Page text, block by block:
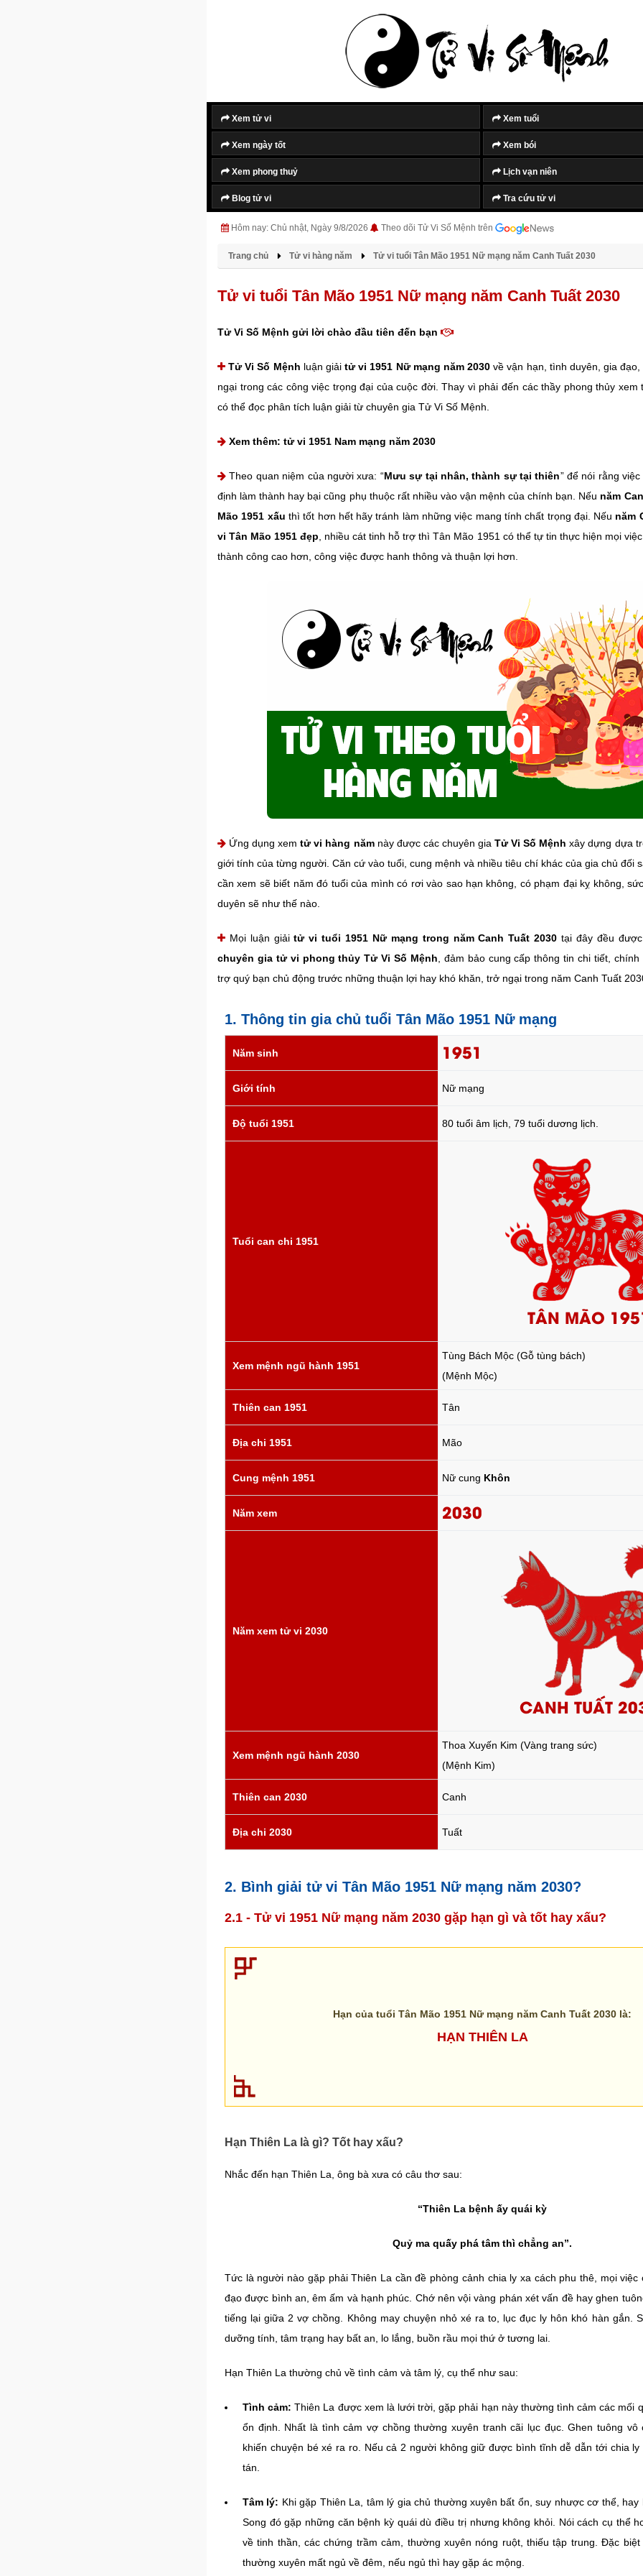
Xem tử vi Xem tuổi
Xem ngày tốt Xem bói
Xem phong thuỷ Lịch vạn niên
Blog tử vi Tra cứu tử vi
Hôm nay: Chủ nhật, Ngày 9/8/2026 Theo dõi Tử Vi Số Mệnh trên
Trang chủ Tử vi hàng năm Tử vi tuổi Tân Mão 1951 Nữ mạng năm Canh Tuất 2030
Tử vi tuổi Tân Mão 1951 Nữ mạng năm Canh Tuất 2030
Tử Vi Số Mệnh gửi lời chào đầu tiên đến bạn
Tử Vi Số Mệnh luận giảitử vi 1951 Nữ mạng năm 2030 về vận hạn, tình duyên, gia
ngại trong các công việc trọng đại của cuộc đời. Thay vì phải đến các thầy phong thủy
có thể đọc phân tích luận giải từ chuyên gia Tử Vi Số Mệnh.
Xem thêm: tử vi 1951 Nam mạng năm 2030
Theo quan niệm của người xưa: “Mưu sự tại nhân, thành sự tại thiên” để nói rằng
định làm thành hay bại cũng phụ thuộc rất nhiều vào vận mệnh của chính bạn. Nếu năm
Mão 1951 xấu thì tốt hơn hết hãy tránh làm những việc mang tính chất trọng đại. Nếu năm
vi Tân Mão 1951 đẹp , nhiều cát tinh hỗ trợ thì Tân Mão 1951 có thể tự tin thực hiện mọi
thành công cao hơn, công việc được hanh thông và thuận lợi hơn.
Ứng dụng xemtử vi hàng nămnày được các chuyên giaTử Vi Số Mệnh xây dựng dựa
giới tính của từng người. Căn cứ vào tuổi, cung mệnh và nhiều tiêu chí khác của gia chủ đối
cần xem sẽ biết năm đó tuổi của mình có rơi vào sao hạn không, có phạm đại kỵ không,
duyên sẽ như thế nào.
Mọi luận giảitử vi tuổi 1951 Nữ mạng trong năm Canh Tuất 2030 tại đây đều
chuyên gia tử vi phong thủy Tử Vi Số Mệnh , đảm bảo cung cấp thông tin chi tiết,
trợ quý bạn chủ động trước những thuận lợi hay khó khăn, trở ngại trong năm Canh Tuất
1. Thông tin gia chủ tuổi Tân Mão 1951 Nữ mạng
Năm sinh 1951
Giới tính Nữ mạng
Độ tuổi 1951 80 tuổi âm lịch, 79 tuổi dương lịch.
Tuổi can chi 1951
TÂN MÃO
Xem mệnh ngũ hành 1951
Tùng Bách Mộc (Gỗ tùng bách)
(Mệnh Mộc)
Thiên can 1951 Tân
Địa chi 1951 Mão
Cung mệnh 1951 Nữ cung Khôn
Năm xem 2030
Năm xem tử vi 2030
CANH TUẤT
Xem mệnh ngũ hành 2030
Thoa Xuyến Kim (Vàng trang sức)
(Mệnh Kim)
Thiên can 2030 Canh
Địa chi 2030 Tuất
2. Bình giải tử vi Tân Mão 1951 Nữ mạng năm 2030?
2.1 - Tử vi 1951 Nữ mạng năm 2030 gặp hạn gì và tốt hay xấu?
Hạn của tuổi Tân Mão 1951 Nữ mạng năm Canh Tuất 2030 là:
HẠN THIÊN LA
Hạn Thiên La là gì? Tốt hay xấu?
Nhắc đến hạn Thiên La, ông bà xưa có câu thơ sau:
“Thiên La bệnh ấy quái kỳ
Quỷ ma quấy phá tâm thì chẳng an”.
Tức là người nào gặp phải Thiên La cần đề phòng cảnh chia ly xa cách phu thê, mọi việc
đạo được bình an, êm ấm và hạnh phúc. Chớ nên vội vàng phán xét vấn đề hay ghen
tiếng lại giữa 2 vợ chồng. Không may chuyện nhỏ xé ra to, lục đục ly hôn khó hàn gắn.
dưỡng tính, tâm trạng hay bất an, lo lắng, buồn rầu mọi thứ ở tương lai.
Hạn Thiên La thường chủ về tình cảm và tâm lý, cụ thể như sau:
Tình cảm:Thiên La được xem là lưới trời, gặp phải hạn này thường tình cảm các mối
ổn định. Nhất là tình cảm vợ chồng thường xuyên tranh cãi lục đục. Ghen tuông
khiến chuyện bé xé ra ro. Nếu cả 2 người không giữ được bình tĩnh dễ dẫn tới chia
tán.
Tâm lý: Khi gặp Thiên La, tâm lý gia chủ thường xuyên bất ổn, suy nhược cơ thể,
Song đó gặp những căn bệnh kỳ quái dù điều trị nhưng không khỏi. Nói cách cụ thể
về tinh thần, các chứng trầm cảm, thường xuyên nóng ruột, thiếu tập trung. Đặc
thường xuyên mất ngủ về đêm, nếu ngủ thì hay gặp ác mộng.